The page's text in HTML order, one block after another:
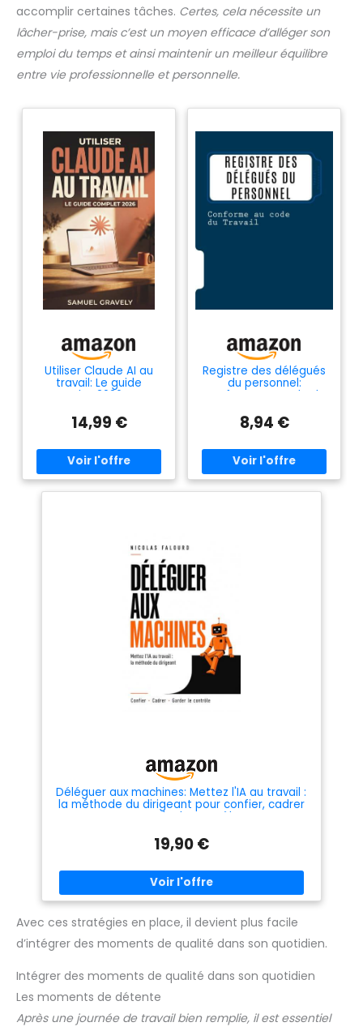
accomplir certaines tâches. Certes, cela nécessite un
lâcher-prise, mais c’est un moyen efficace d’alléger son
emploi du temps et ainsi maintenir un meilleur équilibre
entre vie professionnelle et personnelle.
Utiliser Claude AI au
travail: Le guide
complet 2026 pour
répétitives et gagner
des heures chaque
14,99 €
Registre des délégués
du personnel:
Conforme au code du
8,94 €
Déléguer aux machines: Mettez l'IA au travail :
la méthode du dirigeant pour confier, cadrer
et garder le contrôle
19,90 €
Avec ces stratégies en place, il devient plus facile
d’intégrer des moments de qualité dans son quotidien.
Intégrer des moments de qualité dans son quotidien
Les moments de détente
Après une journée de travail bien remplie, il est essentiel